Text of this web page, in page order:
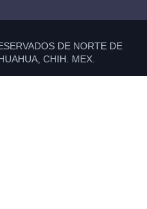
DE NORTE DE
CHIH. MEX.